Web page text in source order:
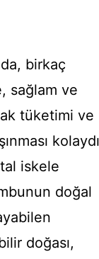
birkaç
sağlam ve
tüketimi ve
iskele
doğal
doğası,